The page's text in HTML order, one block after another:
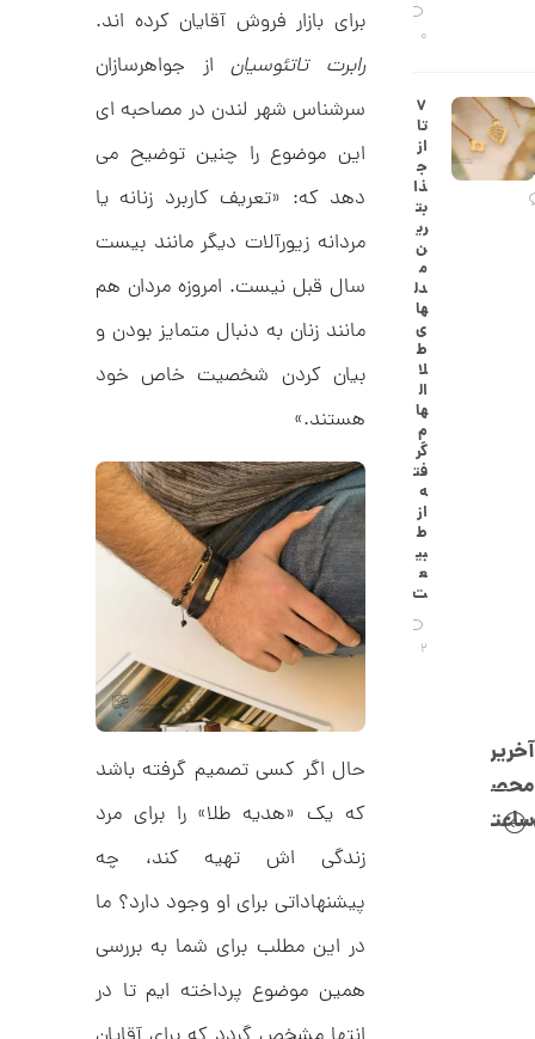
برای بازار فروش آقایان کرده اند.
رابرت تاتئوسیاناز جواهرسازان
سرشناس شهر لندن در مصاحبه ای
این موضوع را چنین توضیح می
دهد که: «تعریف کاربرد زنانه یا
مردانه زیورآلات دیگر مانند بیست
سال قبل نیست. امروزه مردان هم
مانند زنان به دنبال متمایز بودن و
بیان کردن شخصیت خاص خود
هستند.»
حال اگر کسی تصمیم گرفته باشد
که یک «هدیه طلا» را برای مرد
زندگی اش تهیه کند، چه
پیشنهاداتی برای او وجود دارد؟ ما
در این مطلب برای شما به بررسی
همین موضوع پرداخته ایم تا در
0
۷
تا
از
ج
ذا
بت
ری
ن
م
دل
ها
ی
ط
لا
ال
ها
م
گر
فت
ه
از
ط
بی
ع
ت
2
آخرین
محصولات
ساعتچی
ش
ع
ی
ک
د
C
R
8
8
9
ا
ن
گ
ش
ت
ر
ط
ل
ا
ط
ر
ک
ا
ر
ت
ه
ک
C
R
8
8
1
1
2
,
1
8
2
,
0
0
0
ت
و
م